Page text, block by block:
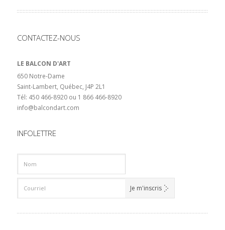
CONTACTEZ-NOUS
LE BALCON D'ART
650 Notre-Dame
Saint-Lambert, Québec, J4P 2L1
Tél: 450 466-8920 ou 1 866 466-8920
info@balcondart.com
INFOLETTRE